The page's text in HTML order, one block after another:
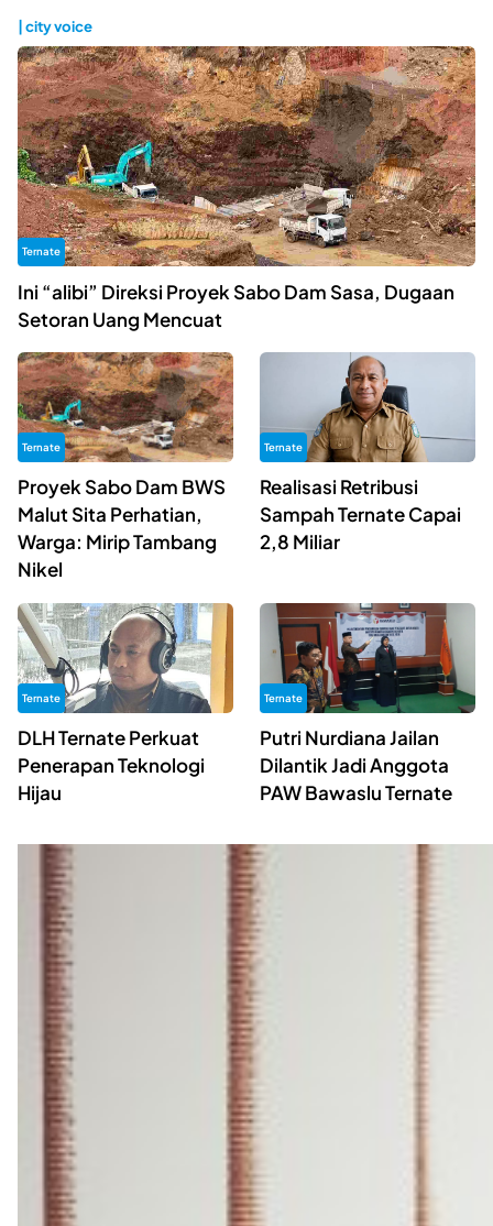
| city voice
Ternate
Ini “alibi” Direksi Proyek Sabo Dam Sasa, Dugaan
Setoran Uang Mencuat
Ternate
Proyek Sabo Dam BWS
Malut Sita Perhatian,
Warga: Mirip Tambang
Nikel
Ternate
Realisasi Retribusi
Sampah Ternate Capai
2,8 Miliar
Ternate
DLH Ternate Perkuat
Penerapan Teknologi
Hijau
Ternate
Putri Nurdiana Jailan
Dilantik Jadi Anggota
PAW Bawaslu Ternate